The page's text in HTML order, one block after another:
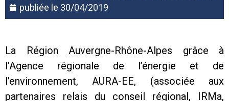
publiée le 30/04/2019
La Région Auvergne-Rhône-Alpes grâce à
l’Agence régionale de l’énergie et de
l’environnement, AURA-EE, (associée aux
partenaires relais du conseil régional, IRMa,